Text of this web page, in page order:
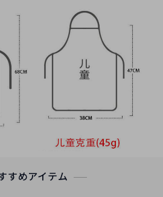
すめアイテム